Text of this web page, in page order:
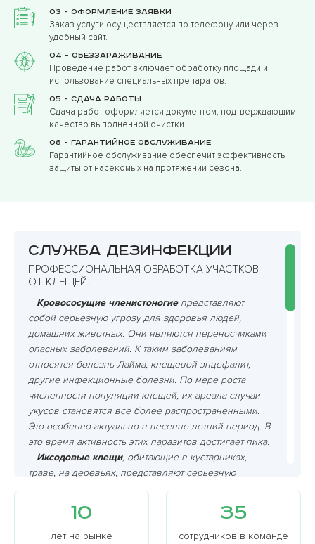
03 - Оформление заявки
Заказ услуги осуществляется по телефону или через
удобный сайт.
04 - Обеззараживание
Проведение работ включает обработку площади и
использование специальных препаратов.
05 - Сдача работы
Сдача работ оформляется документом, подтверждающим
качество выполненной очистки.
06 - Гарантийное обслуживание
Гарантийное обслуживание обеспечит эффективность
защиты от насекомых на протяжении сезона.
Служба дезинфекции
ПРОФЕССИОНАЛЬНАЯ ОБРАБОТКА УЧАСТКОВ
ОТ КЛЕЩЕЙ.
Кровососущие членистоногиепредставляют
собой серьезную угрозу для здоровья людей,
домашних животных. Они являются переносчиками
опасных заболеваний. К таким заболеваниям
относятся болезнь Лайма, клещевой энцефалит,
другие инфекционные болезни. По мере роста
численности популяции клещей, их ареала случаи
укусов становятся все более распространенными.
Это особенно актуально в весенне-летний период. В
это время активность этих паразитов достигает пика.
Иксодовые клещи, обитающие в кустарниках,
траве, на деревьях, представляют серьезную
опасность. Они являются переносчиками таких
болезней как энцефалит и боррелиоз.
Кровососущие членистоногие питаются кровью
своих жертв, включая человека и собаку. Их укусы
10
лет на рынке
35
сотрудников в команде